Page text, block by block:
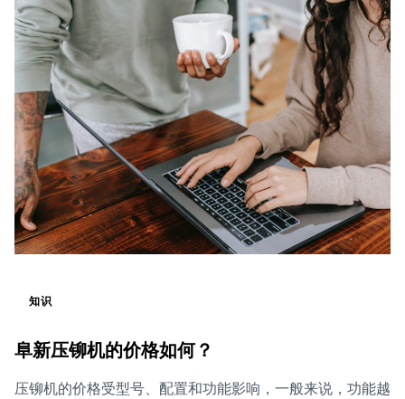
知识
阜新压铆机的价格如何？
压铆机的价格受型号、配置和功能影响，一般来说，功能越